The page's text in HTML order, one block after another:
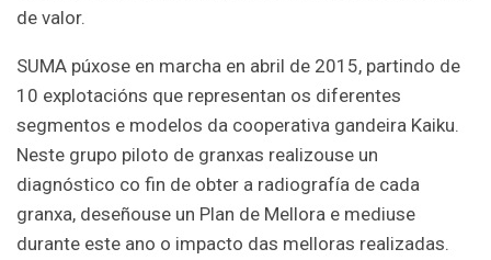
de valor.
SUMA púxose en marcha en abril de 2015, partindo de
10 explotacións que representan os diferentes
segmentos e modelos da cooperativa gandeira Kaiku.
Neste grupo piloto de granxas realizouse un
diagnóstico co fin de obter a radiografía de cada
granxa, deseñouse un Plan de Mellora e mediuse
durante este ano o impacto das melloras realizadas.